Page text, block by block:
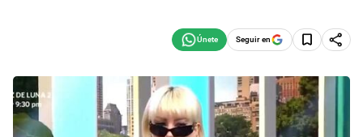
Seguir en